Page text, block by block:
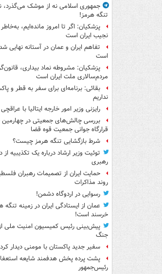
جمهوری اسلامی نه از موشک می‌گذرد،
تنگه هرمز!
پزشکیان: اگر تا امروز مانده‌ایم،
نجیب ایران است
تفاهم ایران و عمان در آستانه نهایی
است
پزشکیان: مشروطه نماد بیداری،
مردم‌سالاری ملت ایران است
بقائی: برنامه‌ای برای سفر به قطر و
نداریم
رایزنی وزیر امور خارجه ایتالیا با عراقچی
بررسی چالش‌های جمعیتی در
قرارگاه جوانی جمعیت قوه قضا
شرط بازگشایی تنگه هرمز چیست؟
توئیت وزیر ارشاد درباره یک تکذیبیه از
رهبری
حمایت ایران از تصمیمات رهبران
روند مذاکرات
رسوایی در اردوگاه دشمن!
عمان از ایستادگی ایران در زمینه تنگه
خرسند است!
پیش‌بینی رئیس کمیسیون امنیت ملی
جنگ
سفیر جدید پاکستان با مومنی دیدار کرد
پشت پرده پخش هدفمند شایعه
رئیس‌جمهور